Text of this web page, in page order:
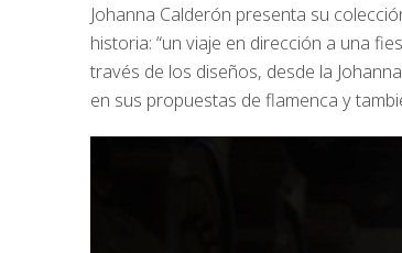
Johanna Calderón presenta su
historia: “un viaje en dirección a una
través de los diseños, desde la
en sus propuestas de flamenca y